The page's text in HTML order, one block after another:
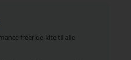
freeride-kite til alle